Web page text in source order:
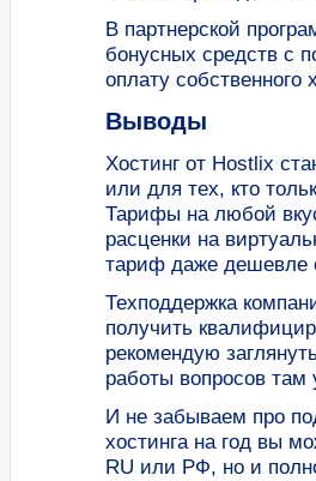
В партнерской
бонусных средств с
оплату собственного
Выводы
Хостинг от Hostlix
или для тех, кто
Тарифы на любой
расценки на
тариф даже дешевле
Техподдержка
получить
рекомендую
работы вопросов
И не забываем про
хостинга на год вы
RU или РФ, но и